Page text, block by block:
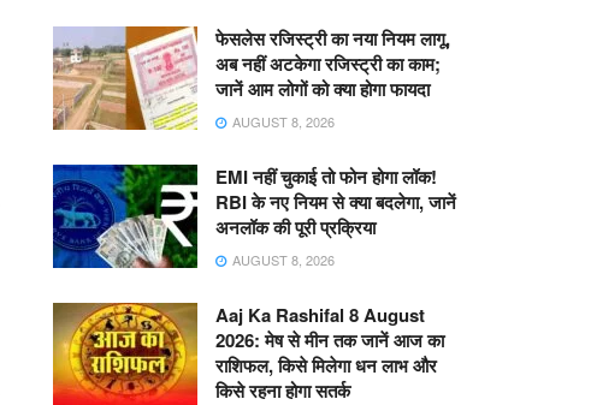
फेसलेस रजिस्ट्री का नया नियम लागू,
अब नहीं अटकेगा रजिस्ट्री का काम;
जानें आम लोगों को क्या होगा फायदा
AUGUST 8, 2026
EMI नहीं चुकाई तो फोन होगा लॉक!
RBI के नए नियम से क्या बदलेगा, जानें
अनलॉक की पूरी प्रक्रिया
AUGUST 8, 2026
Aaj Ka Rashifal 8 August
2026: मेष से मीन तक जानें आज का
राशिफल, किसे मिलेगा धन लाभ और
किसे रहना होगा सतर्क